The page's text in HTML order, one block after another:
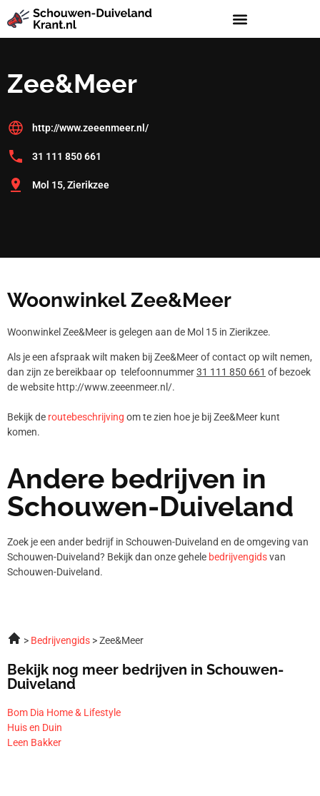
Zee&Meer
http://www.zeeenmeer.nl/
31 111 850 661
Mol 15, Zierikzee
Woonwinkel Zee&Meer
Woonwinkel Zee&Meer is gelegen aan de Mol 15 in Zierikzee.
Als je een afspraak wilt maken bij Zee&Meer of contact op wilt nemen,
dan zijn ze bereikbaar op telefoonnummer31 111 850 661 of bezoek
de website http://www.zeeenmeer.nl/.
Bekijk de routebeschrijving om te zien hoe je bij Zee&Meer kunt
komen.
Andere bedrijven in
Schouwen-Duiveland
Zoek je een ander bedrijf in Schouwen-Duiveland en de omgeving van
Schouwen-Duiveland? Bekijk dan onze gehele bedrijvengidsvan
Schouwen-Duiveland.
Bedrijvengids Zee&Meer
Bekijk nog meer bedrijven in Schouwen-
Duiveland
Bom Dia Home & Lifestyle
Huis en Duin
Leen Bakker